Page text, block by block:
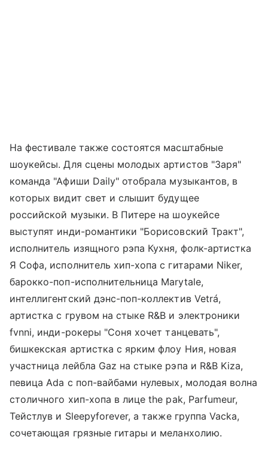
На фестивале также состоятся масштабные
шоукейсы. Для сцены молодых артистов "Заря"
команда "Афиши Daily" отобрала музыкантов, в
которых видит свет и слышит будущее
российской музыки. В Питере на шоукейсе
выступят инди-романтики "Борисовский Тракт",
исполнитель изящного рэпа Кухня, фолк-артистка
Я Софа, исполнитель хип-хопа с гитарами Niker,
барокко-поп-исполнительница Marytale,
интеллигентский дэнс-поп-коллектив Vetrá,
артистка с грувом на стыке R&B и электроники
fvnni, инди-рокеры "Соня хочет танцевать",
бишкекская артистка с ярким флоу Ния, новая
участница лейбла Gaz на стыке рэпа и R&B Kiza,
певица Ada с поп-вайбами нулевых, молодая волна
столичного хип-хопа в лице the pak, Parfumeur,
Тейстлув и Sleepyforever, а также группа Vacka,
сочетающая грязные гитары и меланхолию.